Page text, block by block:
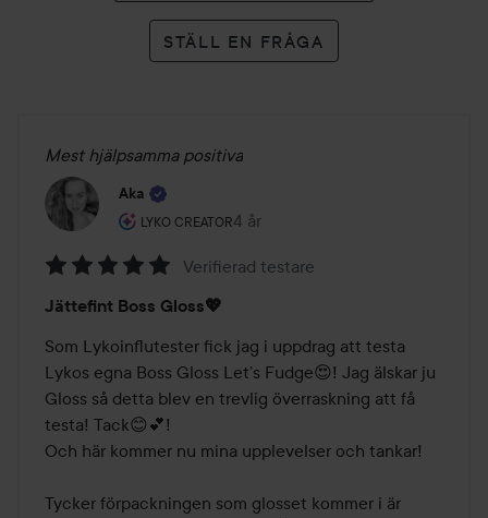
STÄLL EN FRÅGA
Mest hjälpsamma positiva
Aka
LYKO CREATOR
Användarens roll: Lyko Creator.
4 år
Inlägget skapades 4 år
5
av
5
Verifierad testare
Jättefint Boss Gloss💖
Som Lykoinflutester fick jag i uppdrag att testa
Lykos egna Boss Gloss Let’s Fudge😍! Jag älskar ju
Gloss så detta blev en trevlig överraskning att få
testa! Tack😊💕!
Och här kommer nu mina upplevelser och tankar!
Tycker förpackningen som glosset kommer i är